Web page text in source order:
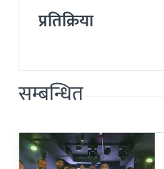
प्रतिक्रिया
सम्बन्धित